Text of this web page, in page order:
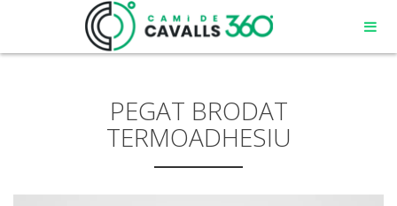
PEGAT BRODAT
TERMOADHESIU